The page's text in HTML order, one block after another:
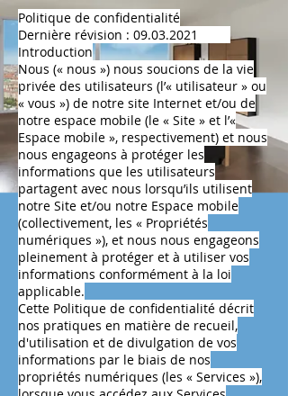
Politique de confidentialité
Dernière révision : 09.03.2021
Introduction
Nous (« nous ») nous soucions de la vie
privée des utilisateurs (l’« utilisateur » ou
« vous ») de notre site Internet et/ou de
notre espace mobile (le « Site » et l’«
Espace mobile », respectivement) et nous
nous engageons à protéger les
informations que les utilisateurs
partagent avec nous lorsqu’ils utilisent
notre Site et/ou notre Espace mobile
(collectivement, les « Propriétés
numériques »), et nous nous engageons
pleinement à protéger et à utiliser vos
informations conformément à la loi
applicable.
Cette Politique de confidentialité décrit
nos pratiques en matière de recueil,
d'utilisation et de divulgation de vos
informations par le biais de nos
propriétés numériques (les « Services »),